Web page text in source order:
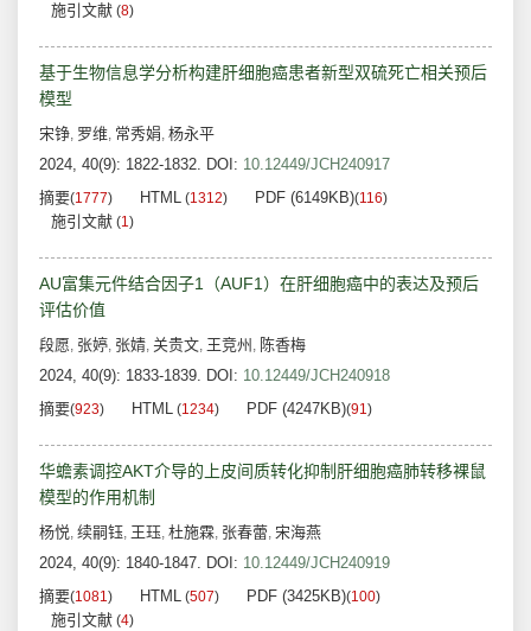
施引文献 (8)
基于生物信息学分析构建肝细胞癌患者新型双硫死亡相关预后
模型
宋铮, 罗维, 常秀娟, 杨永平
2024, 40(9): 1822-1832. DOI: 10.12449/JCH240917
摘要(1777) HTML (1312) PDF (6149KB)(116)
施引文献 (1)
AU富集元件结合因子1（AUF1）在肝细胞癌中的表达及预后
评估价值
段愿, 张婷, 张婧, 关贵文, 王竞州 , 陈香梅
2024, 40(9): 1833-1839. DOI: 10.12449/JCH240918
摘要(923) HTML (1234) PDF (4247KB)(91)
华蟾素调控AKT介导的上皮间质转化抑制肝细胞癌肺转移裸鼠
模型的作用机制
杨悦, 续嗣钰, 王珏, 杜施霖, 张春蕾, 宋海燕
2024, 40(9): 1840-1847. DOI: 10.12449/JCH240919
摘要(1081) HTML (507) PDF (3425KB)(100)
施引文献 (4)